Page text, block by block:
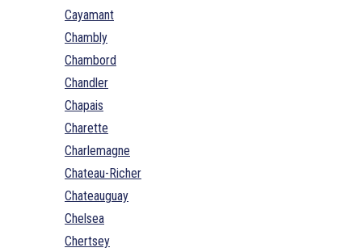
Cayamant
Chambly
Chambord
Chandler
Chapais
Charette
Charlemagne
Chateau-Richer
Chateauguay
Chelsea
Chertsey